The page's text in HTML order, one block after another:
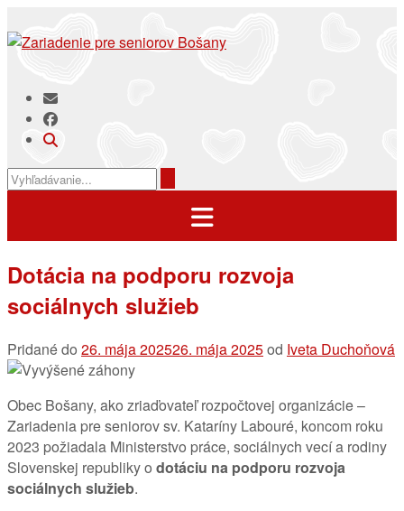
na
Dotácia na podporu rozvoja
sociálnych služieb
Pridané do 26. mája 202526. mája 2025od Iveta Duchoňová
Obec Bošany, ako zriaďovateľ rozpočtovej organizácie –
Zariadenia pre seniorov sv. Kataríny Labouré, koncom roku
2023 požiadala Ministerstvo práce, sociálnych vecí a rodiny
Slovenskej republiky o dotáciu na podporu rozvoja
sociálnych služieb.